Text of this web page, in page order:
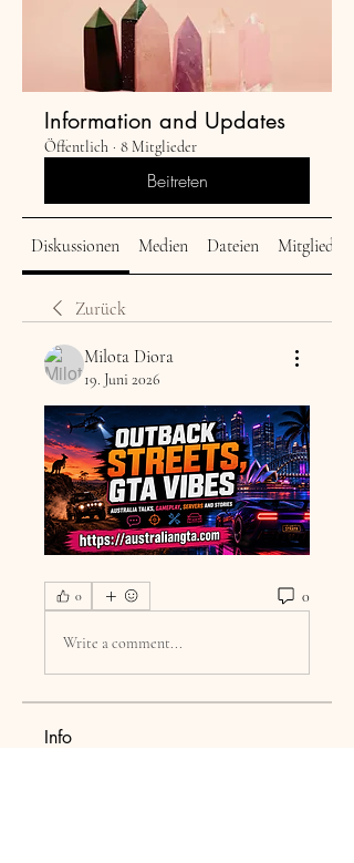
Information and Updates
Öffentlich · 8 Mitglieder
Beitreten
Diskussionen Medien Dateien Mitglieder
Zurück
Milota Diora
19. Juni 2026
0 0
Write a comment...
Info